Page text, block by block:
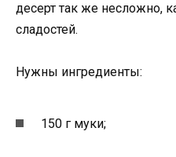
десерт так же несложно,
сладостей.
Нужны ингредиенты:
150 г муки;